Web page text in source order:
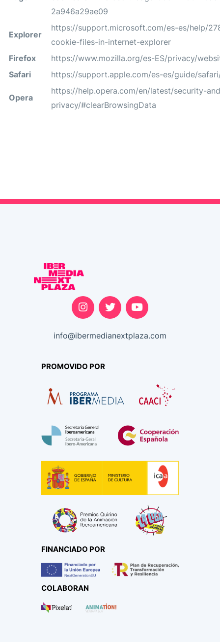
2a946a29ae09
Explorer
https://support.microsoft.com/es-es/help/
cookie-files-in-internet-explorer
Firefox
https://www.mozilla.org/es-ES/privacy/
Safari
https://support.apple.com/es-es/guide/
Opera
https://help.opera.com/en/latest/security-
privacy/#clearBrowsingData
info@ibermedianextplaza.com
PROMOVIDO POR
FINANCIADO POR
COLABORAN